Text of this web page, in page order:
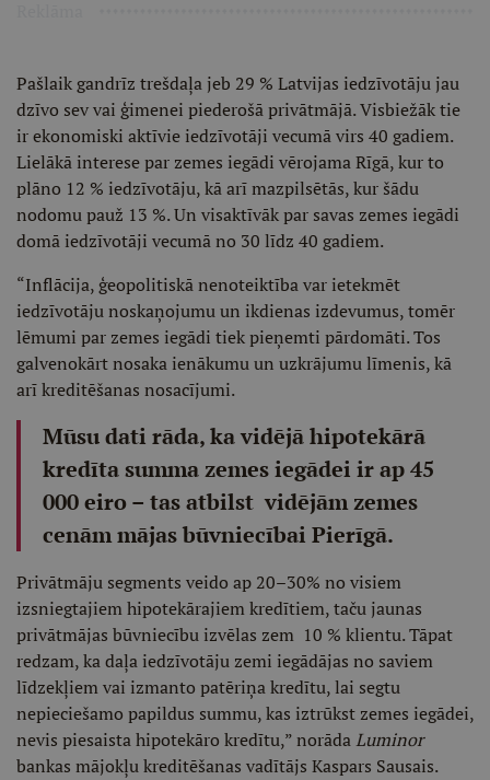
Pašlaik gandrīz trešdaļa jeb 29 % Latvijas iedzīvotāju jau
dzīvo sev vai ģimenei piederošā privātmājā. Visbiežāk tie
ir ekonomiski aktīvie iedzīvotāji vecumā virs 40 gadiem.
Lielākā interese par zemes iegādi vērojama Rīgā, kur to
plāno 12 % iedzīvotāju, kā arī mazpilsētās, kur šādu
nodomu pauž 13 %. Un visaktīvāk par savas zemes iegādi
domā iedzīvotāji vecumā no 30 līdz 40 gadiem.
“Inflācija, ģeopolitiskā nenoteiktība var ietekmēt
iedzīvotāju noskaņojumu un ikdienas izdevumus, tomēr
lēmumi par zemes iegādi tiek pieņemti pārdomāti. Tos
galvenokārt nosaka ienākumu un uzkrājumu līmenis, kā
arī kreditēšanas nosacījumi.
Mūsu dati rāda, ka vidējā hipotekārā
kredīta summa zemes iegādei ir ap 45
000 eiro – tas atbilst vidējām zemes
cenām mājas būvniecībai Pierīgā.
Privātmāju segments veido ap 20–30% no visiem
izsniegtajiem hipotekārajiem kredītiem, taču jaunas
privātmājas būvniecību izvēlas zem 10 % klientu. Tāpat
redzam, ka daļa iedzīvotāju zemi iegādājas no saviem
līdzekļiem vai izmanto patēriņa kredītu, lai segtu
nepieciešamo papildus summu, kas iztrūkst zemes iegādei,
nevis piesaista hipotekāro kredītu,” norādaLuminor
bankas mājokļu kreditēšanas vadītājs Kaspars Sausais.